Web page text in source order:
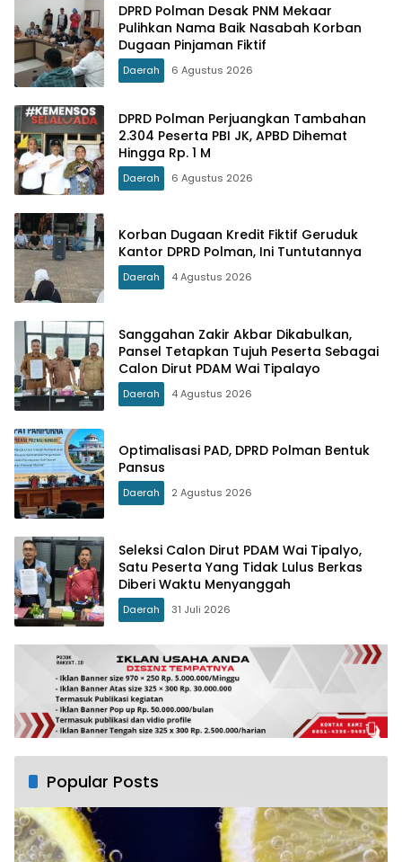
DPRD Polman Desak PNM Mekaar
Pulihkan Nama Baik Nasabah Korban
Dugaan Pinjaman Fiktif
Daerah 6 Agustus 2026
DPRD Polman Perjuangkan Tambahan
2.304 Peserta PBI JK, APBD Dihemat
Hingga Rp. 1 M
Daerah 6 Agustus 2026
Korban Dugaan Kredit Fiktif Geruduk
Kantor DPRD Polman, Ini Tuntutannya
Daerah 4 Agustus 2026
Sanggahan Zakir Akbar Dikabulkan,
Pansel Tetapkan Tujuh Peserta Sebagai
Calon Dirut PDAM Wai Tipalayo
Daerah 4 Agustus 2026
Optimalisasi PAD, DPRD Polman Bentuk
Pansus
Daerah 2 Agustus 2026
Seleksi Calon Dirut PDAM Wai Tipalyo,
Satu Peserta Yang Tidak Lulus Berkas
Diberi Waktu Menyanggah
Daerah 31 Juli 2026
Popular Posts